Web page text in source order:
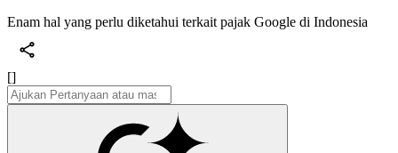
Enam hal yang perlu diketahui terkait pajak Google di Indonesia
[]